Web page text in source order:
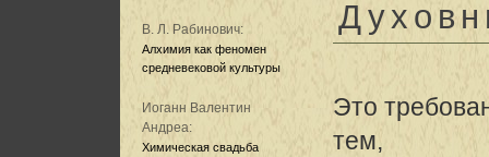
В. Л. Рабинович:
Алхимия как феномен
средневековой культуры
Иоганн Валентин
Андреа:
Химическая свадьба
Это
тем,